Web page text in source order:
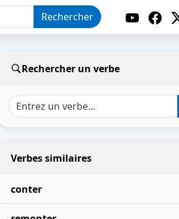
Rechercher
Rechercher un verbe
Verbes similaires
conter